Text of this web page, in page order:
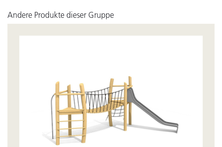
Andere Produkte dieser Gruppe